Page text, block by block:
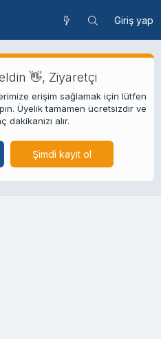
Giriş yap
👋, Ziyaretçi
erişim sağlamak için lütfen
Üyelik tamamen ücretsizdir ve
dakikanızı alır.
Şimdi kayıt ol